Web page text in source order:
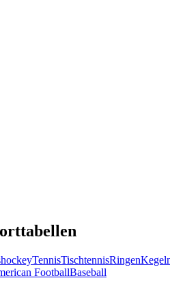
TennisTischtennisRingen
FootballBaseball